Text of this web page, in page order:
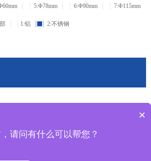
5:Φ78mm 6:Φ90mm 7:Φ115mm
1:铝 2:不锈钢
×
请问有什么可以帮您？